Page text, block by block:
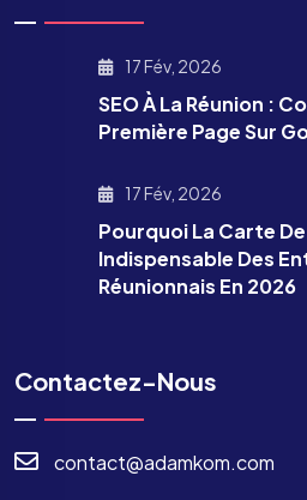
17 Fév, 2026
SEO À La Réunion :
Première Page Sur
17 Fév, 2026
Pourquoi La Carte
Indispensable Des
Réunionnais En 2026
Contactez-Nous
contact@adamkom.com